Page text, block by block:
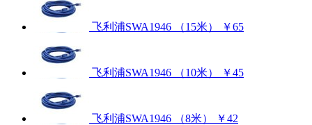
飞利浦SWA1946 （15米） ￥65
飞利浦SWA1946 （10米） ￥45
飞利浦SWA1946 （8米） ￥42